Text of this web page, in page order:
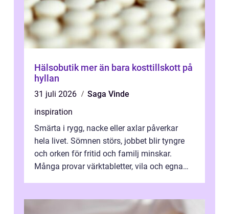
Hälsobutik mer än bara kosttillskott på
hyllan
31 juli 2026
Saga Vinde
inspiration
Smärta i rygg, nacke eller axlar påverkar
hela livet. Sömnen störs, jobbet blir tyngre
och orken för fritid och familj minskar.
Många provar värktabletter, vila och egna